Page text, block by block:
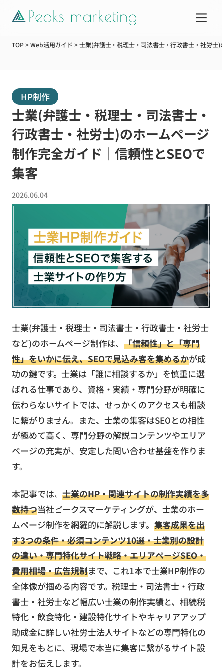
制作実績
企業情報
お知らせ
Web活用ガイド
お役立ち資料
無料お見積もり お問い合わせ
TOP>Web活用ガイド >士業(弁護士・税理士・司法書士・行政書士・社労
HP制作
士業(弁護士・税理士・司法書士・
行政書士・社労士)のホームページ
制作完全ガイド｜信頼性とSEOで
集客
2026.06.04
士業(弁護士・税理士・司法書士・行政書士・社労士
など)のホームページ制作は、 「信頼性」と「専門
性」をいかに伝え、SEOで見込み客を集めるかが成
功の鍵です。士業は「誰に相談するか」を慎重に選
ばれる仕事であり、資格・実績・専門分野が明確に
伝わらないサイトでは、せっかくのアクセスも相談
に繋がりません。また、士業の集客はSEOとの相性
が極めて高く、専門分野の解説コンテンツやエリア
ページの充実が、安定した問い合わせ基盤を作りま
す。
本記事では、 士業のHP・関連サイトの制作実績を多
数持つ当社ピークスマーケティングが、士業のホー
ムページ制作を網羅的に解説します。 集客成果を出
す3つの条件・必須コンテンツ10選・士業別の設計
の違い・専門特化サイト戦略・エリアページSEO・
費用相場・広告規制まで、これ1本で士業HP制作の
全体像が掴める内容です。税理士・司法書士・行政
書士・社労士など幅広い士業の制作実績と、相続税
特化・飲食特化・建設特化サイトやキャリアアップ
助成金に詳しい社労士法人サイトなどの専門特化の
知見をもとに、現場で本当に集客に繋がるサイト設
計をお伝えします。